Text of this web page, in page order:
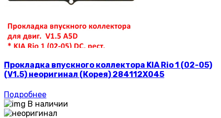
Прокладка впускного коллектора KIA Rio 1 (02-05)
(V1.5) неоригинал (Корея) 284112X045
Подробнее
В наличии